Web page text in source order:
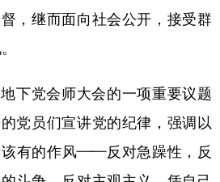
，继而面向社会公开，接受群
党会师大会的一项重要议题
党员们宣讲党的纪律，强调以
该有的作风——反对急躁性，反